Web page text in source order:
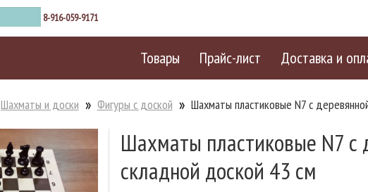
8-916-059-9171
Товары Прайс-лист Доставка и
Шахматы и доски Фигуры с доской Шахматы пластиковые N7 с
Шахматы пластиковые N7 с
складной доской 43 см